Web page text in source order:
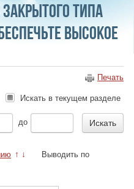
типа
высокое
Печать
Искать в текущем разделе
до
↑ ↓ Выводить по